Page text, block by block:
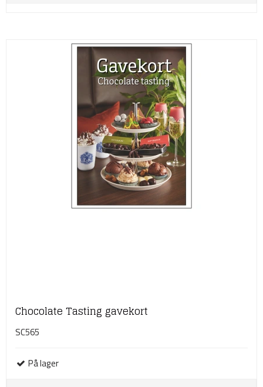
Chocolate Tasting gavekort
SC565
På lager